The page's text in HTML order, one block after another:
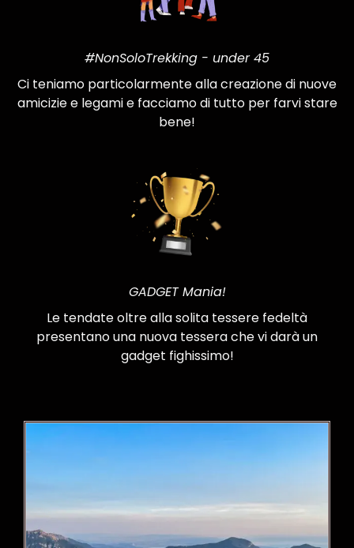
#NonSoloTrekking - under 45
Ci teniamo particolarmente alla creazione di nuove
amicizie e legami e facciamo di tutto per farvi stare
bene!
GADGET Mania!
Le tendate oltre alla solita tessere fedeltà
presentano una nuova tessera che vi darà un
gadget fighissimo!